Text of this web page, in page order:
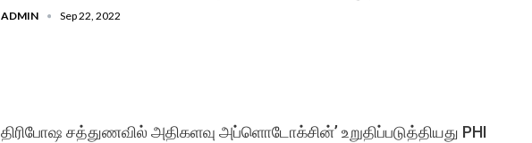
ADMIN Sep 22, 2022
திரிபோஷ சத்துணவில் அதிகளவு அப்ளொடோக்சின்’ உறுதிப்படுத்தியது PHI